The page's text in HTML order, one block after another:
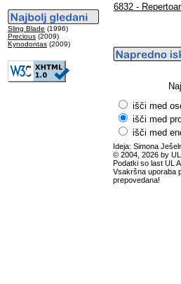
Sling Blade (1996)
Precious (2009)
Kynodontas (2009)
6832 -
išči med
išči med
išči med
Ideja: Simona
© 2004, 2026 by
Podatki so last UL
Vsakršna uporaba
prepovedana!